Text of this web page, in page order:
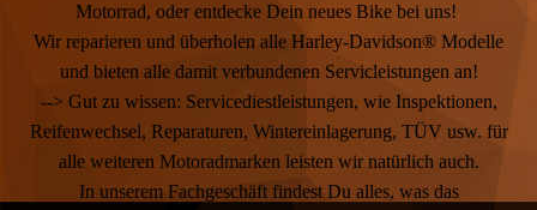
Motorrad, oder entdecke Dein neues Bike bei uns!
Wir reparieren und überholen alle Harley-Davidson® Modelle
und bieten alle damit verbundenen Servicleistungen an!
--> Gut zu wissen: Servicediestleistungen, wie Inspektionen,
Reifenwechsel, Reparaturen, Wintereinlagerung, TÜV usw. für
alle weiteren Motoradmarken leisten wir natürlich auch.
In unserem Fachgeschäft findest Du alles, was das